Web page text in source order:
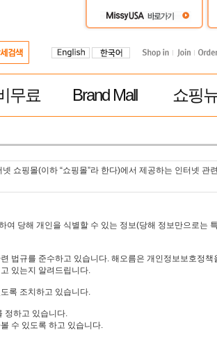
무료 Brand Mall 쇼핑
쇼핑몰(이하 “쇼핑몰”라 한다)에서 제공하는 인터넷 관
당해 개인을 식별할 수 있는 정보(당해 정보만으로는
법규를 준수하고 있습니다. 해오름은 개인정보보호정책
있는지 알려드립니다.
록 조치하고 있습니다.
정하고 있습니다.
수 있도록 하고 있습니다.